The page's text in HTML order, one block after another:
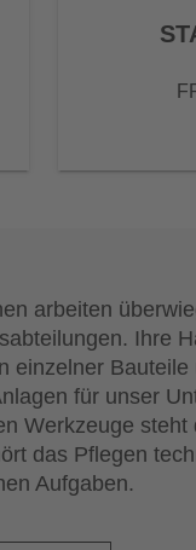
arbeiten
Ihre
einzelner Bauteile
für unser
Werkzeuge steht
das Pflegen
Aufgaben.